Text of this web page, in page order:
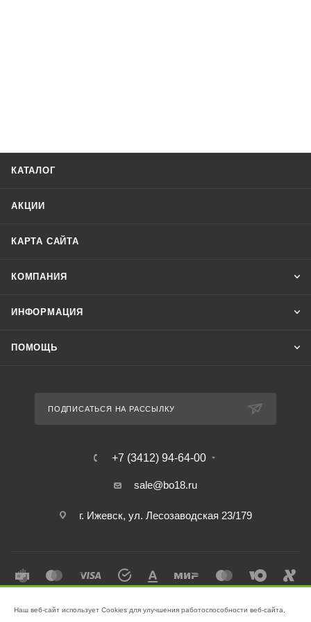
КАТАЛОГ
АКЦИИ
КАРТА САЙТА
КОМПАНИЯ
ИНФОРМАЦИЯ
ПОМОЩЬ
ПОДПИСАТЬСЯ НА РАССЫЛКУ
+7 (3412) 94-64-00
sale@bo18.ru
г. Ижевск, ул. Лесозаводская 23/179
Наш веб-сайт использует Cookies для улучшения работоспособности веб-сайта,